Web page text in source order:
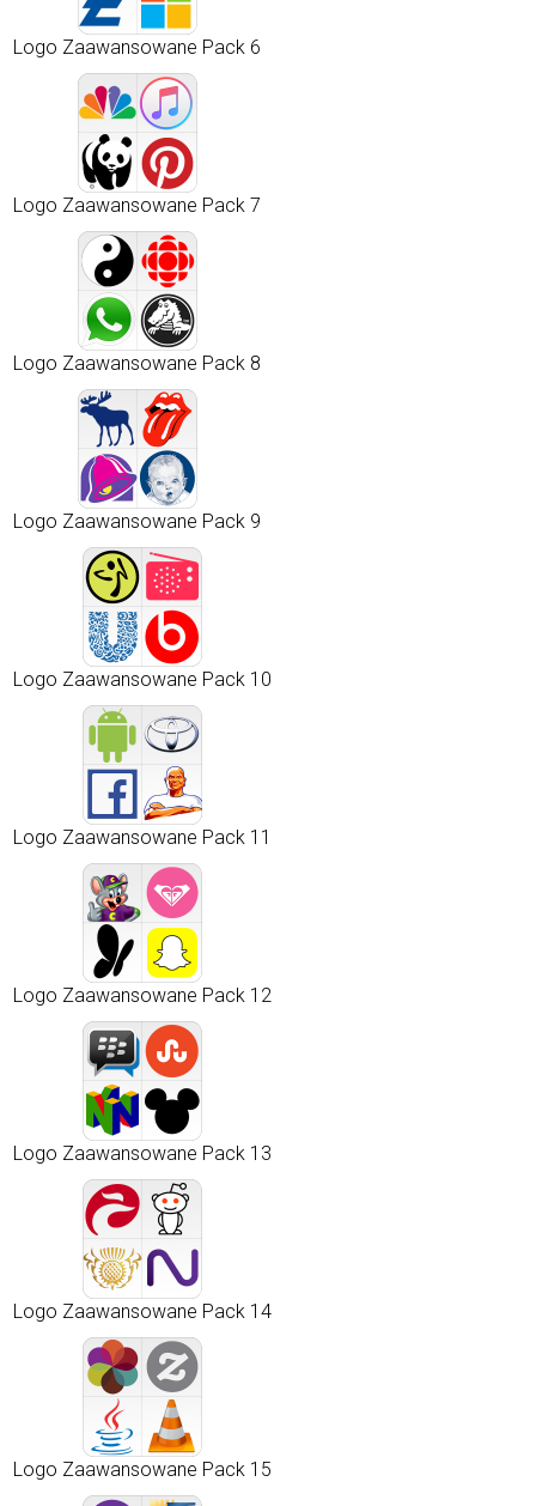
Logo Zaawansowane Pack 6
Logo Zaawansowane Pack 7
Logo Zaawansowane Pack 8
Logo Zaawansowane Pack 9
Logo Zaawansowane Pack 10
Logo Zaawansowane Pack 11
Logo Zaawansowane Pack 12
Logo Zaawansowane Pack 13
Logo Zaawansowane Pack 14
Logo Zaawansowane Pack 15